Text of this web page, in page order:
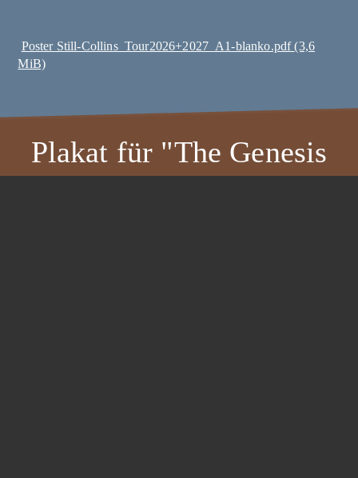
Poster Still-Collins_Tour2026+2027_A1-blanko.pdf(3,6
MiB)
Plakat für "The Genesis
Live Special"